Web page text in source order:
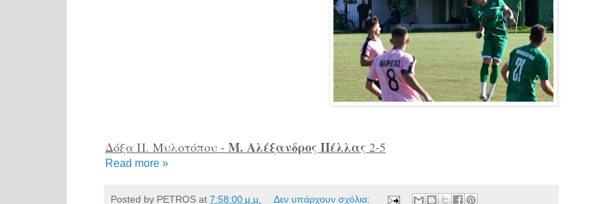
Δόξα Π. Μυλοτόπου - Μ. Αλέξανδρος Πέλλας 2-5
Read more »
Posted by PETROS at 7:58:00 μ.μ. Δεν υπάρχουν σχόλια: